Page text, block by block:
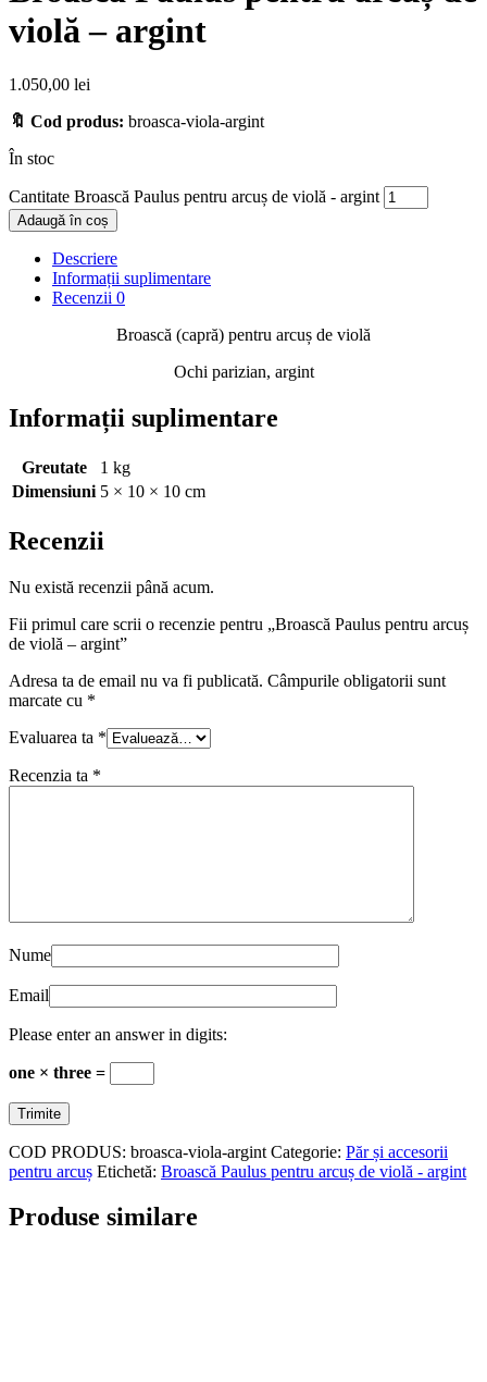
violă – argint
1.050,00 lei
🔖 Cod produs: broasca-viola-argint
În stoc
Cantitate Broască Paulus pentru arcuș de violă - argint
Adaugă în coș
Descriere
Informații suplimentare
Recenzii 0
Broască (capră) pentru arcuș de violă
Ochi parizian, argint
Informații suplimentare
Greutate
1 kg
Dimensiuni 5 × 10 × 10 cm
Recenzii
Nu există recenzii până acum.
Fii primul care scrii o recenzie pentru „Broască Paulus pentru arcuș
de violă – argint”
Adresa ta de email nu va fi publicată. Câmpurile obligatorii sunt
marcate cu *
Evaluarea ta *
Recenzia ta *
Nume
Email
Please enter an answer in digits:
one × three =
COD PRODUS: broasca-viola-argint Categorie: Păr și accesorii
pentru arcuș Etichetă: Broască Paulus pentru arcuș de violă - argint
Produse similare